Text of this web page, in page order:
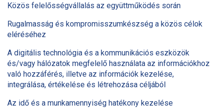
Közös felelősségvállalás az együttműködés során
Rugalmasság és kompromisszumkészség a közös célok
eléréséhez
A digitális technológia és a kommunikációs eszközök
és/vagy hálózatok megfelelő használata az információkhoz
való hozzáférés, illetve az információk kezelése,
integrálása, értékelése és létrehozása céljából
Az idő és a munkamennyiség hatékony kezelése